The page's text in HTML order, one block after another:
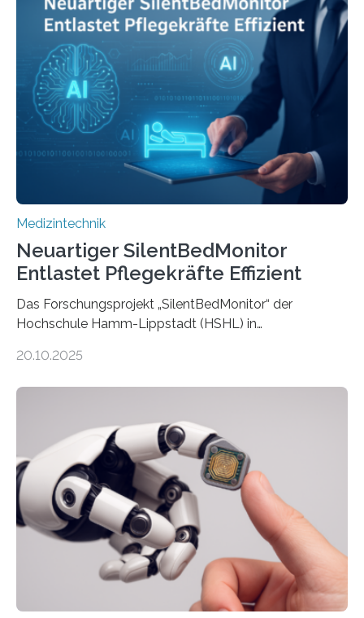
Medizintechnik
Neuartiger SilentBedMonitor
Entlastet Pflegekräfte Effizient
Das Forschungsprojekt „SilentBedMonitor“ der
Hochschule Hamm-Lippstadt (HSHL) in
auf Personen ab, die bettlägerig sind oder in ihrer
Entwicklung der Sensorik und Datenübertragung. Die
HSHL verantwortet die wissenschaftliche Begleitung
sowie die KI-gestützte Datenauswertung. Das Ziel ist
die Entwicklung eines berührungslosen
Assistenzsystems, das den Zustand der Person
kontinuierlich erfasst, pflegende Personen unterstützt
und in Notfällen selbstständig Alarm schlägt. „Die Idee
20.10.2025